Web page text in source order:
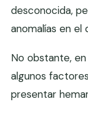
desconocida,
anomalías en el
No obstante,
algunos
presentar